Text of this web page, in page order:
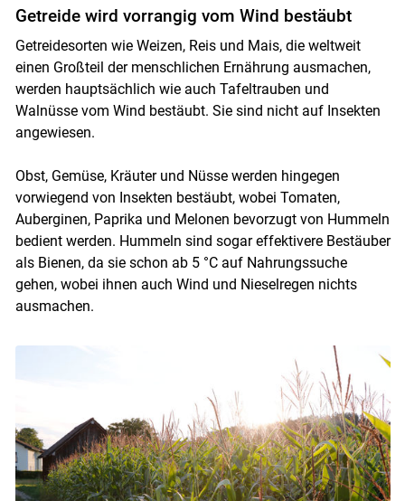
Getreide wird vorrangig vom Wind bestäubt
Getreidesorten wie Weizen, Reis und Mais, die weltweit
einen Großteil der menschlichen Ernährung ausmachen,
werden hauptsächlich wie auch Tafeltrauben und
Walnüsse vom Wind bestäubt. Sie sind nicht auf Insekten
angewiesen.
Obst, Gemüse, Kräuter und Nüsse werden hingegen
vorwiegend von Insekten bestäubt, wobei Tomaten,
Auberginen, Paprika und Melonen bevorzugt von Hummeln
bedient werden. Hummeln sind sogar effektivere Bestäuber
als Bienen, da sie schon ab 5 °C auf Nahrungssuche
gehen, wobei ihnen auch Wind und Nieselregen nichts
ausmachen.